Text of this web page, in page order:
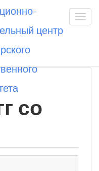
центр
со